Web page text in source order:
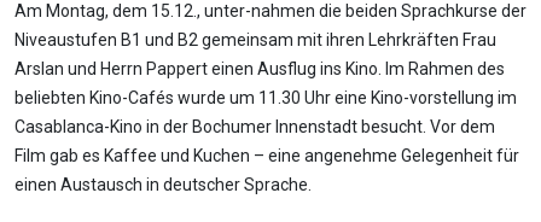
Am Montag, dem 15.12., unter-nahmen die beiden Sprachkurse der
Niveaustufen B1 und B2 gemeinsam mit ihren Lehrkräften Frau
Arslan und Herrn Pappert einen Ausflug ins Kino. Im Rahmen des
beliebten Kino-Cafés wurde um 11.30 Uhr eine Kino-vorstellung im
Casablanca-Kino in der Bochumer Innenstadt besucht. Vor dem
Film gab es Kaffee und Kuchen – eine angenehme Gelegenheit für
einen Austausch in deutscher Sprache.